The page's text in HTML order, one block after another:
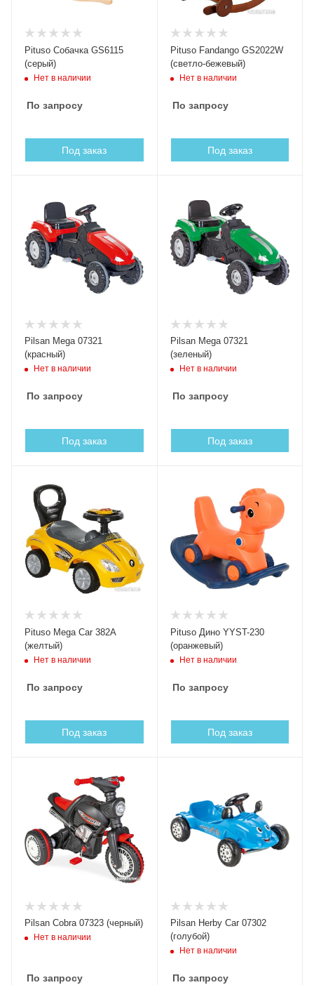
Pituso Собачка GS6115
(серый)
Нет в наличии
По запросу
Под заказ
Pituso Fandango GS2022W
(светло-бежевый)
Нет в наличии
По запросу
Под заказ
Pilsan Mega 07321
(красный)
Нет в наличии
По запросу
Под заказ
Pilsan Mega 07321
(зеленый)
Нет в наличии
По запросу
Под заказ
Pituso Mega Car 382A
(желтый)
Нет в наличии
По запросу
Под заказ
Pituso Дино YYST-230
(оранжевый)
Нет в наличии
По запросу
Под заказ
Pilsan Cobra 07323 (черный)
Нет в наличии
По запросу
Pilsan Herby Car 07302
(голубой)
Нет в наличии
По запросу